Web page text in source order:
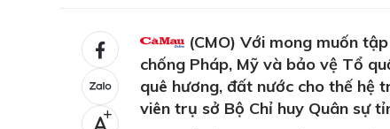
+
(CMO) Với mong muốn
chống Pháp, Mỹ và bảo vệ Tổ
quê hương, đất nước cho thế hệ
viên trụ sở Bộ Chỉ huy Quân sự